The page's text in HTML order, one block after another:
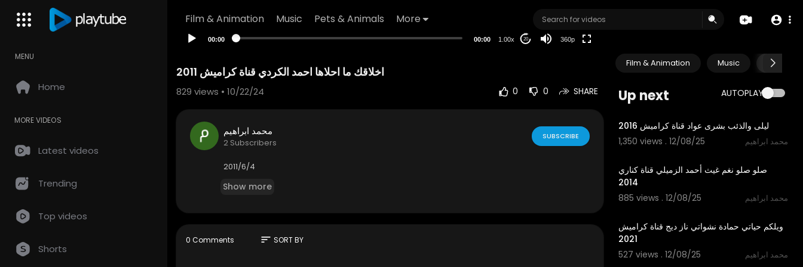
Film & Animation Music Pets & Animals More
MENU
Home
MORE VIDEOS
Latest videos
Trending
Top videos
Shorts
00:00 00:00 1.00x 20 360p
Film & Animation Music Pets &
Up next AUTOPLAY
ليلى والذئب بشرى عواد قناة كراميش 2016
1,350 views . 12/08/25
محمد ابراهيم
صلو صلو نغم غيث أحمد الزميلي قناة كناري
2014
885 views . 12/08/25
محمد ابراهيم
ويلكم حياتي حمادة نشواتي ناز ديج قناة كراميش
2021
527 views . 12/08/25
محمد ابراهيم
اخلاقك ما احلاها احمد الكردي قناة كراميش 2011
829 views • 10/22/24 0 0 SHARE
محمد ابراهيم
2 Subscribers
SUBSCRIBE
2011/6/4
Show more
0 Comments sort SORT BY